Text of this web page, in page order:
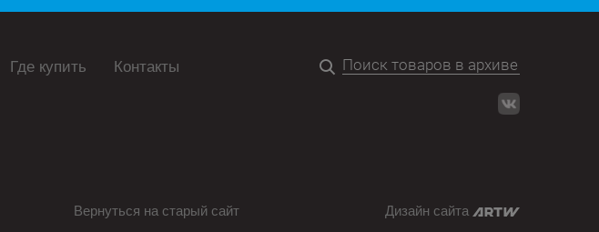
Где купить Контакты
Вернуться на старый сайт Дизайн сайта